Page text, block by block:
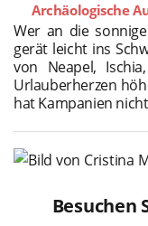
Archäologische
Wer an die
gerät leicht ins
von Neapel,
Urlauberherzen
hat Kampanien
Besuchen